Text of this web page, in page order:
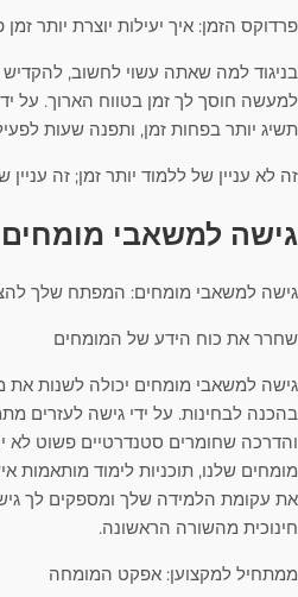
פרדוקס הזמן: איך יעילות יוצרת יותר זמן
בניגוד למה שאתה עשוי לחשוב, להקדיש
למעשה חוסך לך זמן בטווח הארוך. על
תשיג יותר בפחות זמן, ותפנה שעות
זה לא עניין של ללמוד יותר זמן; זה עניין
גישה למשאבי מומחים
גישה למשאבי מומחים: המפתח שלך
שחרר את כוח הידע של המומחים
גישה למשאבי מומחים יכולה לשנות את
בהכנה לבחינות. על ידי גישה לעזרים
והדרכה שחומרים סטנדרטיים פשוט לא
מומחים שלנו, תוכניות לימוד מותאמות
את עקומת הלמידה שלך ומספקים לך
חינוכית מהשורה הראשונה.
ממתחיל למקצוען: אפקט המומחה